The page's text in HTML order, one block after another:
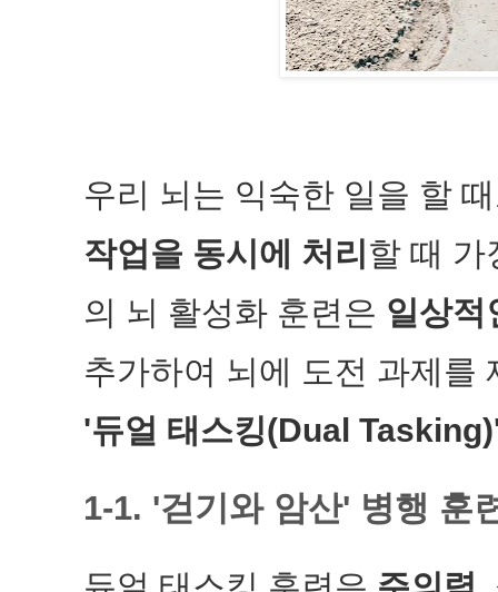
우리 뇌는 익숙한 일을 할
작업을 동시에 처리 할 때 가
의 뇌 활성화 훈련은 일상적
추가하여 뇌에 도전 과제를
'듀얼 태스킹(Dual
1-1. '걷기와 암산' 병행 훈